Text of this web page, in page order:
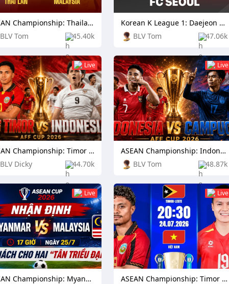
BLV Tom 45.40k
ASEAN Championship: Thailand vs Malaysia
BLV Tom 47.06k
Korean K League 1: Daejeon Citizen vs Football Club Seoul
Live
BLV Dicky 44.70k
ASEAN Championship: Timor Leste vs Indonesia
Live
BLV Tom 48.87k
ASEAN Championship: Indonesia vs Cambodia
Live
ASEAN Championship: Myanmar vs Malaysia
Live
ASEAN Championship: Timor Leste vs Vietnam